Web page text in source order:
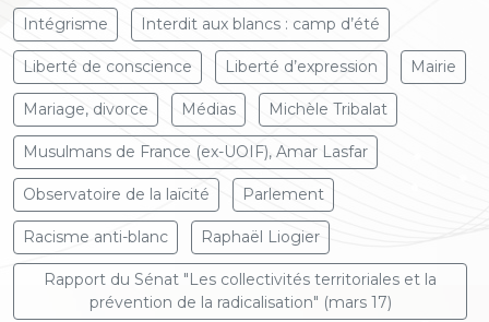
Intégrisme Interdit aux blancs : camp d’été
Liberté de conscience Liberté d’expression Mairie
Mariage, divorce Médias Michèle Tribalat
Musulmans de France (ex-UOIF), Amar Lasfar
Observatoire de la laïcité Parlement
Racisme anti-blanc Raphaël Liogier
Rapport du Sénat "Les collectivités territoriales et la
prévention de la radicalisation" (mars 17)